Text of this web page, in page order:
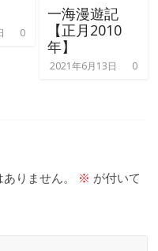
0
一海漫遊記
【正月2010
年】
2021年6月13日 0
りません。 ※ が付いて